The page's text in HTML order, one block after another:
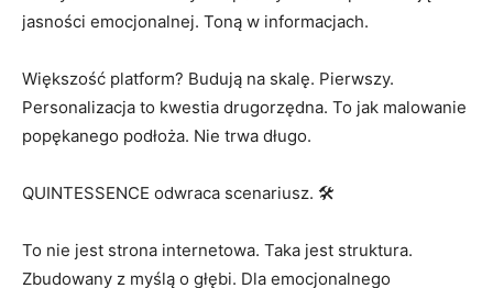
jasności emocjonalnej. Toną w informacjach.
Większość platform? Budują na skalę. Pierwszy.
Personalizacja to kwestia drugorzędna. To jak malowanie
popękanego podłoża. Nie trwa długo.
QUINTESSENCE odwraca scenariusz. 🛠️
To nie jest strona internetowa. Taka jest struktura.
Zbudowany z myślą o głębi. Dla emocjonalnego